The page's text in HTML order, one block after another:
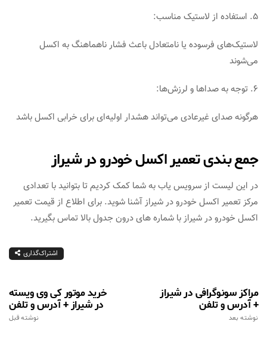
۵. استفاده از لاستیک مناسب:
لاستیک‌های فرسوده یا نامتعادل باعث فشار ناهماهنگ به اکسل
می‌شوند
۶. توجه به صداها و لرزش‌ها:
هرگونه صدای غیرعادی می‌تواند هشدار اولیه‌ای برای خرابی اکسل باشد
جمع بندی تعمیر اکسل خودرو در شیراز
در این لیست از سرویس یاب به شما کمک کردیم تا بتوانید با تعدادی
مرکز تعمیر اکسل خودرو در شیراز آشنا شوید. برای اطلاع از قیمت تعمیر
اکسل خودرو در شیراز با شماره های درون جدول بالا تماس بگیرید.
اشتراک‌گذاری
خرید موتور کی وی ویسته
در شیراز + آدرس و تلفن
نوشته قبل
مراکز سونوگرافی در شیراز
+ آدرس و تلفن
نوشته بعد